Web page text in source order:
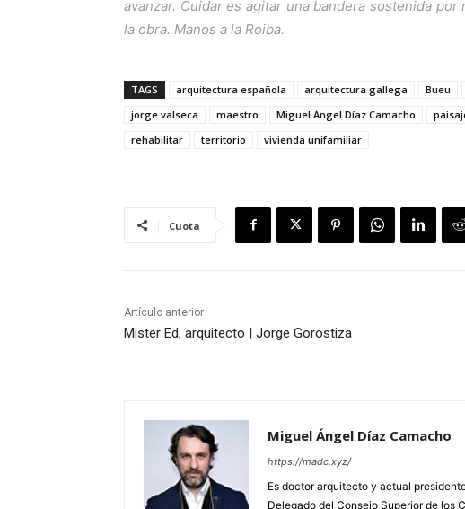
avanzar. Cuidar es agitar una bandera sostenida
la obra. Manos a la Roiba.
TAGS arquitectura española arquitectura gallega Bueu
jorge valseca
maestro Miguel Ángel Díaz Camacho
rehabilitar
territorio vivienda unifamiliar
Cuota
Artículo anterior
Mister Ed, arquitecto | Jorge Gorostiza
Miguel Ángel Díaz Camacho
https://madc.xyz/
Es doctor arquitecto y actual
Delegado del Consejo Superior de los